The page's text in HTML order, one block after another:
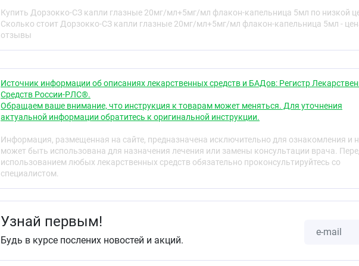
Применение препарата ДОРЗОККО-СЗ.
Возможные нежелательные реакции.
Хранение препарата ДОРЗОККО-СЗ.
1. Что из себя представляет препарат ДОРЗОККО-СЗ и для
чего его применяют
Препарат ДОРЗОККО-СЗ относится к группе противоглаукомных препаратов и
миотиков, содержит действующие вещества: дорзоламид (ингибитор фермента
карбоангидразы) и тимолол (бета-адреноблокатор). Они снижают
Показания к применению
Препарат ДОРЗОККО-СЗ применяется для снижения повышенного ВГД у
применение одного препарата не было эффективным
при повышенном внутриглазном давлении, если ранее применение бета-
адреноблокаторов не было эффективным.
Способ действия препарата ДОРЗОККО-СЗ
Купить Дорзокко-СЗ капли глазные 20мг/мл+5мг/мл флакон-капельница 5мл по низкой
Сколько стоит Дорзокко-СЗ капли глазные 20мг/мл+5мг/мл флакон-капельница 5мл -
отзывы
Источник информации об описаниях лекарственных средств и БАДов: Регистр
Средств России-РЛС®.
Обращаем ваше внимание, что инструкция к товарам может меняться. Для уточнения
актуальной информации обратитесь к оригинальной инструкции.
Информация, размещенная на сайте, предназначена исключительно для ознакомления и
может быть использована для назначения лечения или замены консультации врача.
использованием любых лекарственных средств обязательно проконсультируйтесь со
специалистом.
Узнай первым!
Будь в курсе послених новостей и акций.